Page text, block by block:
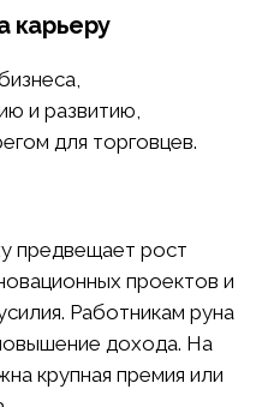
карьеру
и развитию,
для торговцев.
предвещает рост
проектов и
Работникам руна
дохода. На
крупная премия или